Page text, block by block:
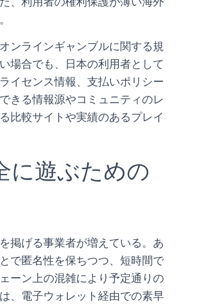
ンラインギャンブルに関する規
場合でも、日本の利用者として
イセンス情報、支払いポリシー
きる情報源やコミュニティのレ
比較サイトや実績のあるプレイ
に遊ぶための
掲げる事業者が増えている。あ
で匿名性を保ちつつ、短時間で
ーン上の混雑により予定通りの
、電子ウォレット経由での素早